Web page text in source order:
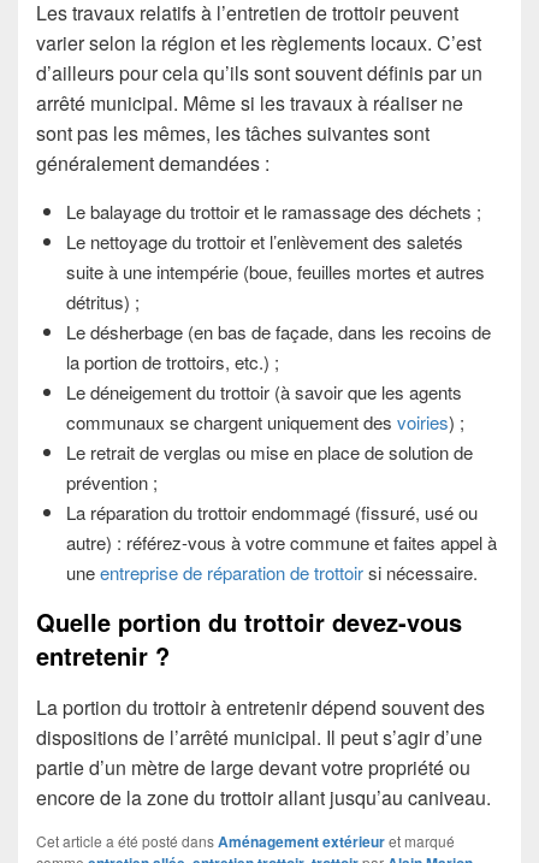
Les travaux relatifs à l’entretien de trottoir peuvent
varier selon la région et les règlements locaux. C’est
d’ailleurs pour cela qu’ils sont souvent définis par un
arrêté municipal. Même si les travaux à réaliser ne
sont pas les mêmes, les tâches suivantes sont
généralement demandées :
Le balayage du trottoir et le ramassage des déchets ;
Le nettoyage du trottoir et l’enlèvement des saletés
suite à une intempérie (boue, feuilles mortes et autres
détritus) ;
Le désherbage (en bas de façade, dans les recoins de
la portion de trottoirs, etc.) ;
Le déneigement du trottoir (à savoir que les agents
communaux se chargent uniquement des voiries) ;
Le retrait de verglas ou mise en place de solution de
prévention ;
La réparation du trottoir endommagé (fissuré, usé ou
autre) : référez-vous à votre commune et faites appel à
uneentreprise de réparation de trottoirsi nécessaire.
Quelle portion du trottoir devez-vous
entretenir ?
La portion du trottoir à entretenir dépend souvent des
dispositions de l’arrêté municipal. Il peut s’agir d’une
partie d’un mètre de large devant votre propriété ou
encore de la zone du trottoir allant jusqu’au caniveau.
Cet article a été posté dansAménagement extérieuret marqué